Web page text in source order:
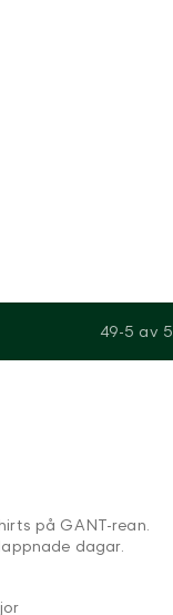
49-5 av 5
på GANT-rean.
dagar.